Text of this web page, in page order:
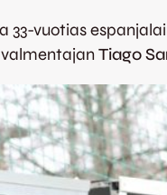
33-vuotias
Tiago